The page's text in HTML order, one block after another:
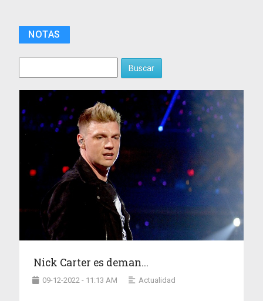
NOTAS
Buscar
Nick Carter es deman...
09-12-2022 - 11:13 AM Actualidad